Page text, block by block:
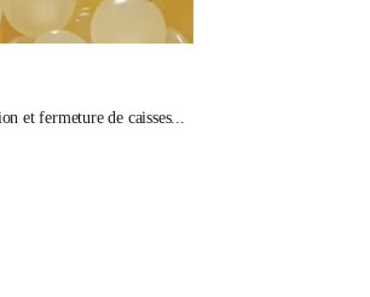
et fermeture de caisses